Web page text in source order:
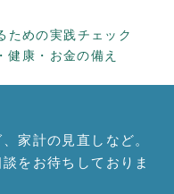
ための実践チェック
健康・お金の備え
家計の見直しなど。
をお待ちしておりま